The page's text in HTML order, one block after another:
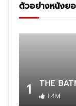
ตัวอย่างหนังย
1 THE
1.4M